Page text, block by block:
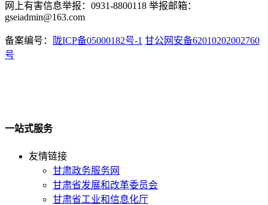
网上有害信息举报：0931-8800118 举报邮箱：
gseiadmin@163.com
备案编号： 陇ICP备05000182号-1 甘公网安备62010202002760
号
一站式服务
友情链接
甘肃政务服务网
甘肃省发展和改革委员会
甘肃省工业和信息化厅